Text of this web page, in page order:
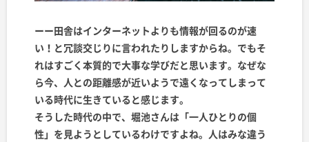
ーー田舎はインターネットよりも情報が回るのが速
い！と冗談交じりに言われたりしますからね。でもそ
れはすごく本質的で大事な学びだと思います。なぜな
ら今、人との距離感が近いようで遠くなってしまって
いる時代に生きていると感じます。
そうした時代の中で、堀池さんは「一人ひとりの個
性」を見ようとしているわけですよね。人はみな違う